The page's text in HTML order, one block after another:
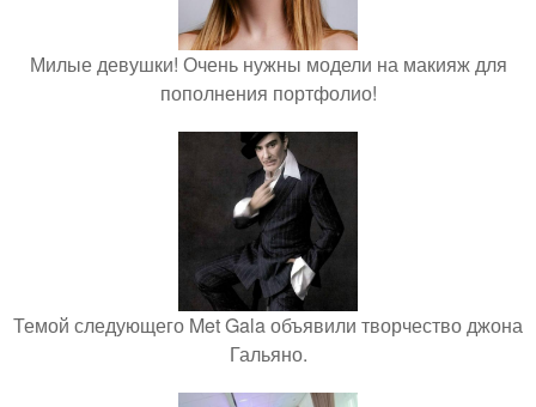
Милые девушки! Очень нужны модели на макияж для
пополнения портфолио!
Темой следующего Met Gala объявили творчество джона
Гальяно.